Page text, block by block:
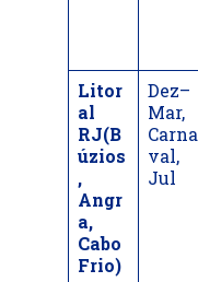
Litor
al
RJ(B
úzios
,
Angr
a,
Cabo
Frio)
Dez–
Mar,
Carna
val,
Jul